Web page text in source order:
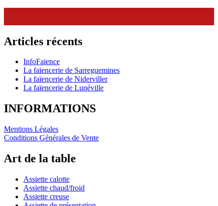
Articles récents
InfoFaience
La faïencerie de Sarreguemines
La faïencerie de Niderviller
La faïencerie de Lunéville
INFORMATIONS
Mentions Légales
Conditions Générales de Vente
Art de la table
Assiette calotte
Assiette chaud/froid
Assiette creuse